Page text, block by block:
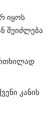
იყოს
შეიძლება
კანის